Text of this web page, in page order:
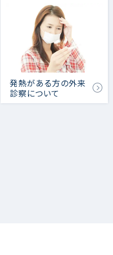
発熱がある方の外来
診察について